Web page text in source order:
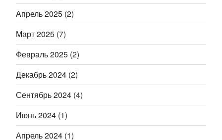
Апрель 2025 (2)
Март 2025 (7)
Февраль 2025 (2)
Декабрь 2024 (2)
Сентябрь 2024 (4)
Июнь 2024 (1)
Апрель 2024 (1)